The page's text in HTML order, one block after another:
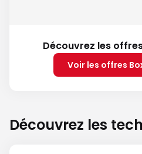
Découvrez les
Voir les offres
Découvrez les